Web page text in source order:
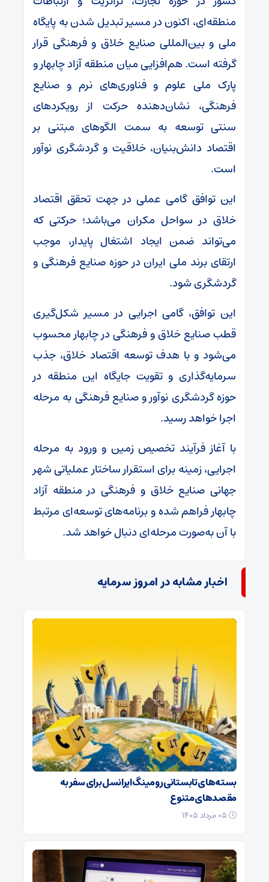
منطقه‌ای، اکنون در مسیر تبدیل شدن به پایگاه
ملی و بین‌المللی صنایع خلاق و فرهنگی قرار
گرفته است. هم‌افزایی میان منطقه آزاد چابهار و
پارک ملی علوم و فناوری‌های نرم و صنایع
فرهنگی، نشان‌دهنده حرکت از رویکردهای
سنتی توسعه به سمت الگوهای مبتنی بر
اقتصاد دانش‌بنیان، خلاقیت و گردشگری نوآور
است.
این توافق گامی عملی در جهت تحقق اقتصاد
خلاق در سواحل مکران می‌باشد؛ حرکتی که
می‌تواند ضمن ایجاد اشتغال پایدار، موجب
ارتقای برند ملی ایران در حوزه صنایع فرهنگی و
گردشگری شود.
این توافق، گامی اجرایی در مسیر شکل‌گیری
قطب صنایع خلاق و فرهنگی در چابهار محسوب
می‌شود و با هدف توسعه اقتصاد خلاق، جذب
سرمایه‌گذاری و تقویت جایگاه این منطقه در
حوزه گردشگری نوآور و صنایع فرهنگی به مرحله
اجرا خواهد رسید.
با آغاز فرآیند تخصیص زمین و ورود به مرحله
اجرایی، زمینه برای استقرار ساختار عملیاتی شهر
جهانی صنایع خلاق و فرهنگی در منطقه آزاد
چابهار فراهم شده و برنامه‌های توسعه‌ای مرتبط
با آن به‌صورت مرحله‌ای دنبال خواهد شد.
اخبار مشابه در امروز سرمایه
بسته‌های تابستانی رومینگ ایرانسل برای سفر به
مقصدهای متنوع